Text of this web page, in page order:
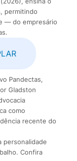
permitindo
— do empresário
Pandectas,
Gladston
como
recente do
personalidade
Confira